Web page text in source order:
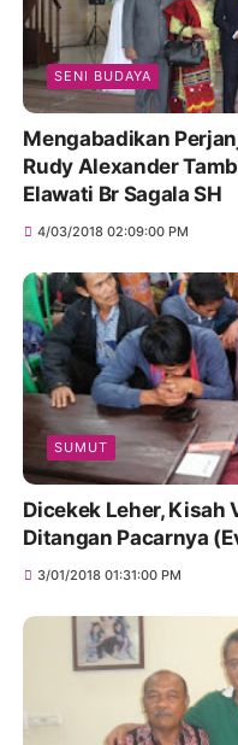
SENI BUDAYA
Mengabadikan
Rudy Alexander
Elawati Br Sagala SH
4/03/2018 02:09:00 PM
SUMUT
Dicekek Leher, Kisah
Ditangan Pacarnya
3/01/2018 01:31:00 PM